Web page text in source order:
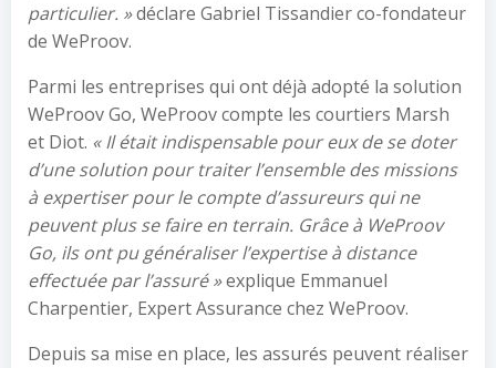
particulier. »déclare Gabriel Tissandier co-fondateur
de WeProov.
Parmi les entreprises qui ont déjà adopté la solution
WeProov Go, WeProov compte les courtiers Marsh
et Diot. « Il était indispensable pour eux de se doter
d’une solution pour traiter l’ensemble des missions
à expertiser pour le compte d’assureurs qui ne
peuvent plus se faire en terrain. Grâce à WeProov
Go, ils ont pu généraliser l’expertise à distance
effectuée par l’assuré »explique Emmanuel
Charpentier, Expert Assurance chez WeProov.
Depuis sa mise en place, les assurés peuvent réaliser